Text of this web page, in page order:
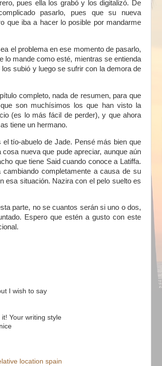
pues ella los grabó y los digitalizó. De
pasarlo, pues que su nueva
que iba a hacer lo posible por mandarme
el problema en ese momento de pasarlo,
lo mande como esté, mientras se entienda
subió y luego se sufrir con la demora de
completo, nada de resumen, para que
son muchísimos los que han visto la
(es lo más fácil de perder), y que ahora
tiene un hermano.
tío-abuelo de Jade. Pensé más bien que
nueva que pude apreciar, aunque aún
que tiene Said cuando conoce a Latiffa.
completamente a causa de su
esa situación. Nazira con el pelo suelto es
parte, no se cuantos serán si uno o dos,
Espero que estén a gusto con este
I wish to say
Your writing style
location spain